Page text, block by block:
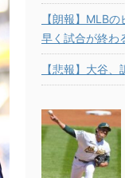
【朗報】MLB
早く試合が終わ
【悲報】大谷、